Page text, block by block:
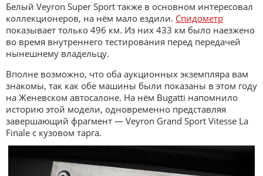
Белый Veyron Super Sport также в основном интересовал
коллекционеров, на нём мало ездили. Спидометр
показывает только 496 км. Из них 433 км было наезжено
во время внутреннего тестирования перед передачей
нынешнему владельцу.
Вполне возможно, что оба аукционных экземпляра вам
знакомы, так как обе машины были показаны в этом году
на Женевском автосалоне. На нём Bugatti напомнило
историю этой модели, одновременно представляя
завершающий фрагмент — Veyron Grand Sport Vitesse La
Finale с кузовом тарга.